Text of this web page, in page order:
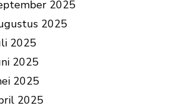
2025
2025
2025
2025
2025
2025